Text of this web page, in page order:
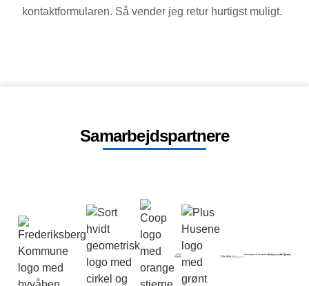
kontaktformularen. Så vender jeg retur hurtigst muligt.
Samarbejdspartnere